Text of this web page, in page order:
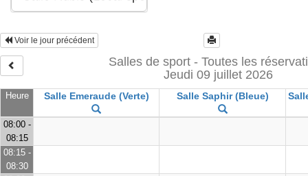
Voir le jour précédent
Salles de sport - Toutes les
Jeudi 09 juillet 2026
Heure Salle Emeraude (Verte) Salle Saphir (Bleue)
08:00 -
08:15
08:15 -
08:30